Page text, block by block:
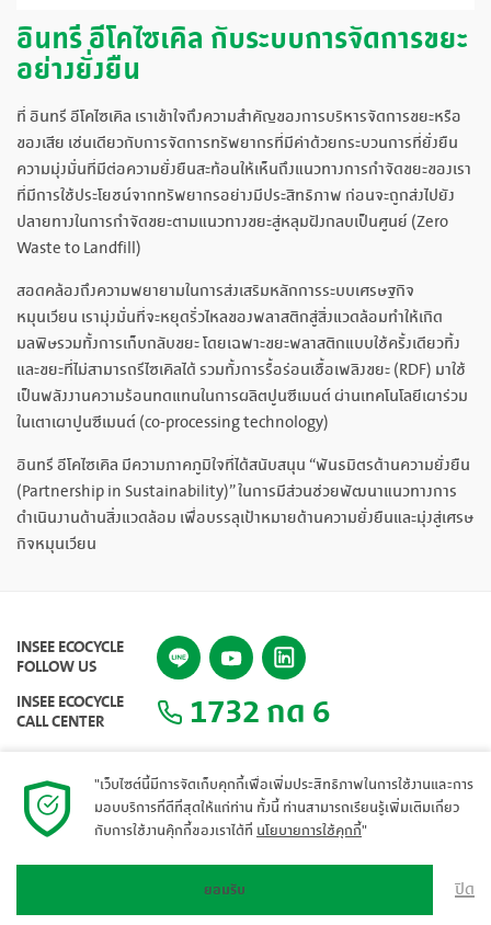
อินทรี อีโคไซเคิล กับระบบการจัดการขยะ
อย่างยั่งยืน
ที่ อินทรี อีโคไซเคิล เราเข้าใจถึงความสำคัญของการบริหารจัดการขยะหรือ
ของเสีย เช่นเดียวกับการจัดการทรัพยากรที่มีค่าด้วยกระบวนการที่ยั่งยืน
ความมุ่งมั่นที่มีต่อความยั่งยืนสะท้อนให้เห็นถึงแนวทางการกำจัดขยะของเรา
ที่มีการใช้ประโยชน์จากทรัพยากรอย่างมีประสิทธิภาพ ก่อนจะถูกส่งไปยัง
ปลายทางในการกำจัดขยะตามแนวทางขยะสู่หลุมฝังกลบเป็นศูนย์ (Zero
Waste to Landfill)
สอดคล้องถึงความพยายามในการส่งเสริมหลักการระบบเศรษฐกิจ
หมุนเวียน เรามุ่งมั่นที่จะหยุดรั่วไหลของพลาสติกสู่สิ่งแวดล้อมทำให้เกิด
มลพิษรวมทั้งการเก็บกลับขยะ โดยเฉพาะขยะพลาสติกแบบใช้ครั้งเดียวทิ้ง
และขยะที่ไม่สามารถรีไซเคิลได้ รวมทั้งการรื้อร่อนเชื้อเพลิงขยะ (RDF) มาใช้
เป็นพลังงานความร้อนทดแทนในการผลิตปูนซีเมนต์ ผ่านเทคโนโลยีเผาร่วม
ในเตาเผาปูนซีเมนต์ (co-processing technology)
อินทรี อีโคไซเคิล มีความภาคภูมิใจที่ได้สนับสนุน “พันธมิตรด้านความยั่งยืน
(Partnership in Sustainability)” ในการมีส่วนช่วยพัฒนาแนวทางการ
ดำเนินงานด้านสิ่งแวดล้อม เพื่อบรรลุเป้าหมายด้านความยั่งยืนและมุ่งสู่เศรษ
กิจหมุนเวียน
INSEE ECOCYCLE
FOLLOW US
INSEE ECOCYCLE
CALL CENTER 1732 กด 6
"เว็บไซต์นี้มีการจัดเก็บคุกกี้เพื่อเพิ่มประสิทธิภาพในการใช้งานและการ
มอบบริการที่ดีที่สุดให้แก่ท่าน ทั้งนี้ ท่านสามารถเรียนรู้เพิ่มเติมเกี่ยว
กับการใช้งานคุ๊กกี้ของเราได้ที่ นโยบายการใช้คุกกี้"
ยอมรับ ปิด
แผนผังเว็บไซต์